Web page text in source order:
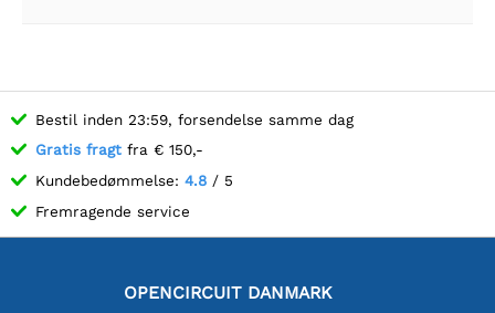
Bestil inden 23:59, forsendelse samme dag
Gratis fragt fra € 150,-
Kundebedømmelse: 4.8 / 5
Fremragende service
OPENCIRCUIT DANMARK